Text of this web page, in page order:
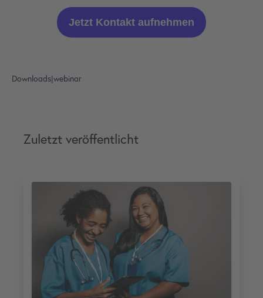
Jetzt Kontakt aufnehmen
Downloads|webinar
Zuletzt veröffentlicht